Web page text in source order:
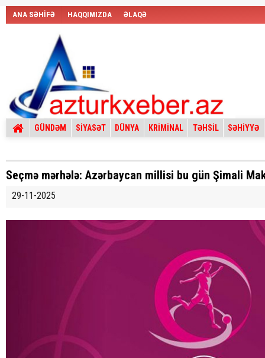
ANA SƏHİFƏ HAQQIMIZDA ƏLAQƏ
GÜNDƏM SİYASƏT DÜNYA KRİMİNAL TƏHSİL SƏHİYYƏ
Seçmə mərhələ: Azərbaycan millisi bu gün Şimali
29-11-2025